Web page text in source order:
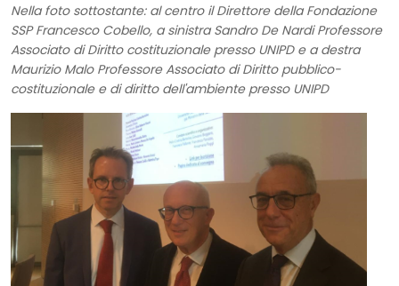
Nella foto sottostante: al centro il Direttore della Fondazione
SSP Francesco Cobello, a sinistra Sandro De Nardi Professore
Associato di Diritto costituzionale presso UNIPD e a destra
Maurizio Malo Professore Associato di Diritto pubblico-
costituzionale e di diritto dell'ambiente presso UNIPD